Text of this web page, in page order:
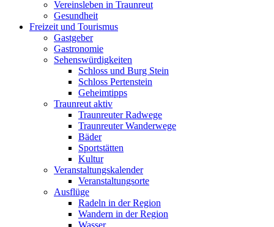
Vereinsleben in Traunreut
Gesundheit
Freizeit und Tourismus
Gastgeber
Gastronomie
Sehenswürdigkeiten
Schloss und Burg Stein
Schloss Pertenstein
Geheimtipps
Traunreut aktiv
Traunreuter Radwege
Traunreuter Wanderwege
Bäder
Sportstätten
Kultur
Veranstaltungskalender
Veranstaltungsorte
Ausflüge
Radeln in der Region
Wandern in der Region
Wasser